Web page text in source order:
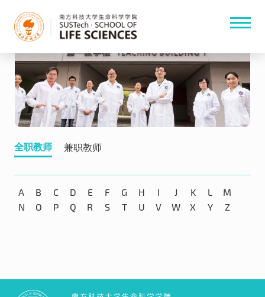
全职教师 兼职教师
A B C D E F G H I J K L
M
N
O P Q R S T U V W X Y Z